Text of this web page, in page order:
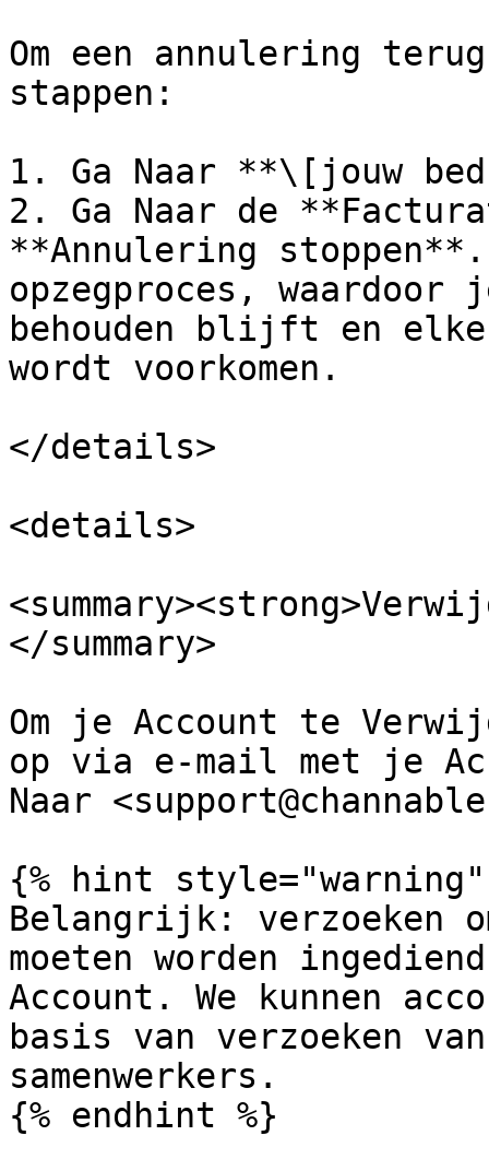
Om een annulering
stappen:
1. Ga Naar **\[jouw
2. Ga Naar de
**Annulering
opzegproces, waardoor
behouden blijft en
wordt voorkomen.
</details>
<details>
</summary>
Om je Account te
op via e-mail met je
Naar
{% hint style="warning"
Belangrijk: verzoeken
moeten worden
Account. We kunnen
basis van verzoeken
samenwerkers.
{% endhint %}